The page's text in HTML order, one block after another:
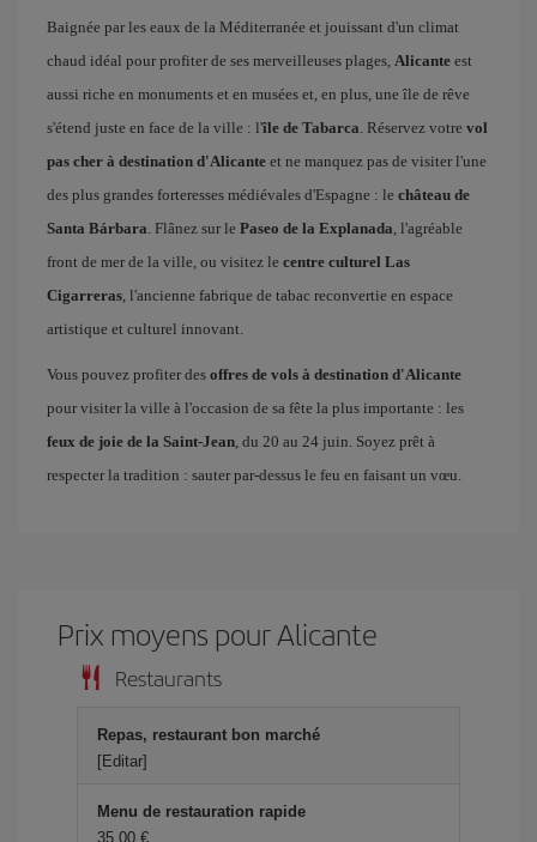
Baignée par les eaux de la Méditerranée et jouissant d'un climat
chaud idéal pour profiter de ses merveilleuses plages, Alicante est
aussi riche en monuments et en musées et, en plus, une île de rêve
s'étend juste en face de la ville : l'île de Tabarca. Réservez votre vol
pas cher à destination d'Alicante et ne manquez pas de visiter l'une
des plus grandes forteresses médiévales d'Espagne : le château de
Santa Bárbara. Flânez sur le Paseo de la Explanada, l'agréable
front de mer de la ville, ou visitez le centre culturel Las
Cigarreras, l'ancienne fabrique de tabac reconvertie en espace
artistique et culturel innovant.
Vous pouvez profiter des offres de vols à destination d'Alicante
pour visiter la ville à l'occasion de sa fête la plus importante : les
feux de joie de la Saint-Jean, du 20 au 24 juin. Soyez prêt à
respecter la tradition : sauter par-dessus le feu en faisant un vœu.
Prix ​​moyens pour Alicante
Restaurants
Repas, restaurant bon marché
[Editar]
Menu de restauration rapide
35,00 €